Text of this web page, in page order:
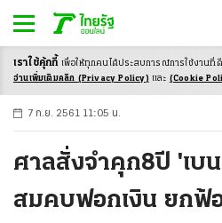
-ก ก ก+
7 ก.ย. 2561 11:05 น.
ศาลสั่งจำคุก8ปี 'เบ
สมคบฟอกเงิน ยกฟ้
เราใช้คุ้กกี้ เพื่อให้ทุกคนได้ประสบการณ์การใช้งานที่
อ่านเพิ่มเติมคลิก (Privacy Policy) และ (Cookie